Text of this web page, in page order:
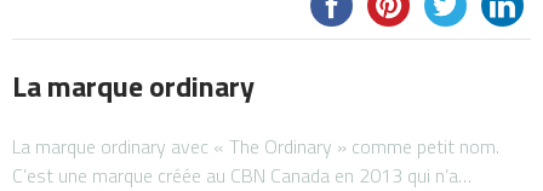
La marque ordinary
La marque ordinary avec « The Ordinary » comme petit nom.
C’est une marque créée au CBN Canada en 2013 qui n’a…